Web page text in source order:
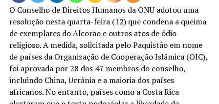
O Conselho de Direitos Humanos da ONU adotou uma
resolução nesta quarta-feira (12) que condena a queima
de exemplares do Alcorão e outros atos de ódio
religioso. A medida, solicitada pelo Paquistão em nome
de países da Organização de Cooperação Islâmica (OIC),
foi aprovada por 28 dos 47 membros do conselho,
incluindo China, Ucrânia e a maioria dos países
africanos. No entanto, países como a Costa Rica